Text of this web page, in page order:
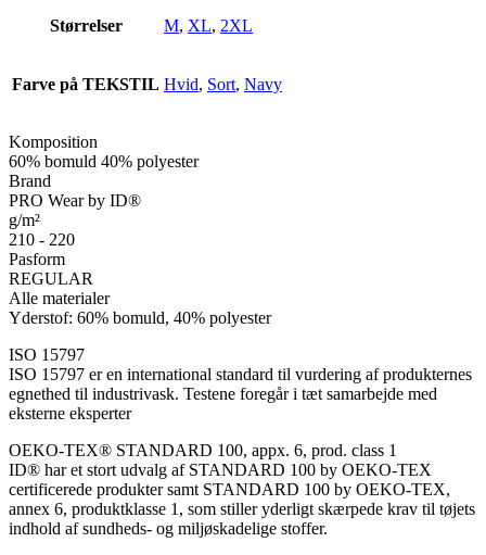
Størrelser M, XL, 2XL
Farve på TEKSTIL Hvid, Sort, Navy
Komposition
60% bomuld 40% polyester
Brand
PRO Wear by ID®
g/m²
210 - 220
Pasform
REGULAR
Alle materialer
Yderstof: 60% bomuld, 40% polyester
ISO 15797
ISO 15797 er en international standard til vurdering af produkternes
egnethed til industrivask. Testene foregår i tæt samarbejde med
eksterne eksperter
OEKO-TEX® STANDARD 100, appx. 6, prod. class 1
ID® har et stort udvalg af STANDARD 100 by OEKO-TEX
certificerede produkter samt STANDARD 100 by OEKO-TEX,
annex 6, produktklasse 1, som stiller yderligt skærpede krav til tøjets
indhold af sundheds- og miljøskadelige stoffer.